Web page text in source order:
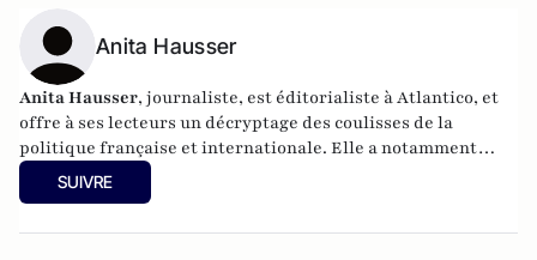
Anita Hausser
Anita Hausser, journaliste, est éditorialiste à Atlantico, et
offre à ses lecteurs un décryptage des coulisses de la
politique française et internationale. Elle a notamment
publiéSarkozy, itinéraire d'une ambition
l'Archipel, 2003). Elle a également réalisé les documentaires
SUIVRE